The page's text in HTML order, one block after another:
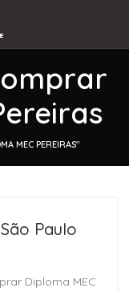
MEC PEREIRAS"
Paulo
Diploma MEC